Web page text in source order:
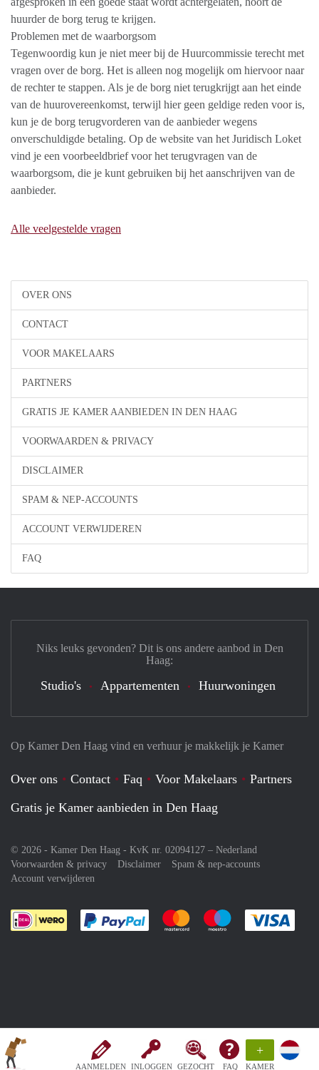
AANMELDEN INLOGGEN GEZOCHT FAQ
+
KAMER
OVER ONS
CONTACT
VOOR MAKELAARS
PARTNERS
GRATIS JE KAMER AANBIEDEN IN DEN HAAG
VOORWAARDEN & PRIVACY
DISCLAIMER
SPAM & NEP-ACCOUNTS
ACCOUNT VERWIJDEREN
FAQ
huurder de borg terug te krijgen.
Problemen met de waarborgsom
Tegenwoordig kun je niet meer bij de Huurcommissie terecht met
vragen over de borg. Het is alleen nog mogelijk om hiervoor naar
de rechter te stappen. Als je de borg niet terugkrijgt aan het einde
van de huurovereenkomst, terwijl hier geen geldige reden voor is,
kun je de borg terugvorderen van de aanbieder wegens
onverschuldigde betaling. Op de website van het Juridisch Loket
vind je een voorbeeldbrief voor het terugvragen van de
waarborgsom, die je kunt gebruiken bij het aanschrijven van de
aanbieder.
Alle veelgestelde vragen
Op Kamer Den Haag vind en verhuur je makkelijk je Kamer
Over ons Contact Faq Voor Makelaars
Partners
Gratis je Kamer aanbieden in Den Haag
© 2026 - Kamer Den Haag - KvK nr. 02094127 – Nederland
Voorwaarden & privacy
Disclaimer
Spam & nep-accounts
Account verwijderen
Je rekent gemakkelijk af met Paypal
Je rekent gemakkelijk af met
Je rekent
Niks leuks gevonden? Dit is ons andere aanbod in Den
Haag:
Studio's Appartementen Huurwoningen